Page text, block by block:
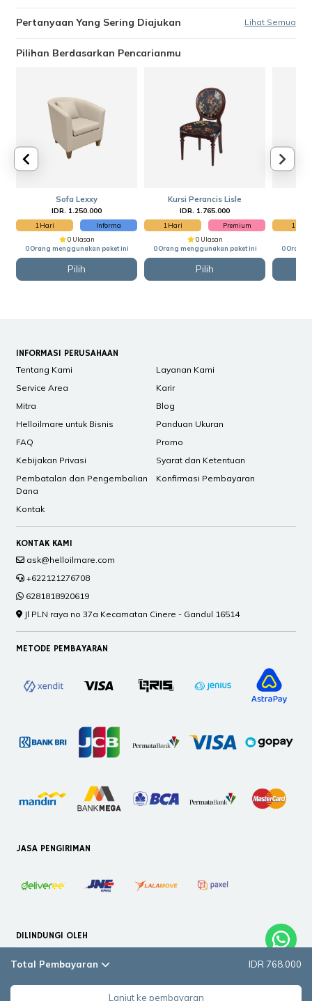
Pertanyaan Yang Sering Diajukan Lihat Semua
Pilihan Berdasarkan Pencarianmu
Sofa Lexxy
IDR. 1.250.000
1 Hari
Informa
0 Ulasan
0 Orang menggunakan paket ini
Pilih
Kursi Perancis Lisle
IDR. 1.765.000
1 Hari
Premium
0 Ulasan
0 Orang menggunakan paket ini
Pilih
1 Hari
0 Orang
Total Pembayaran IDR 768.000
Lanjut ke pembayaran
INFORMASI PERUSAHAAN
Tentang Kami
Layanan Kami
Service Area
Karir
Mitra
Blog
Helloilmare untuk Bisnis
Panduan Ukuran
FAQ
Promo
Kebijakan Privasi
Syarat dan Ketentuan
Pembatalan dan Pengembalian
Dana
Konfirmasi Pembayaran
Kontak
KONTAK KAMI
ask@helloilmare.com
+622121276708
6281818920619
Jl PLN raya no 37a Kecamatan Cinere - Gandul 16514
METODE PEMBAYARAN
JASA PENGIRIMAN
DILINDUNGI OLEH